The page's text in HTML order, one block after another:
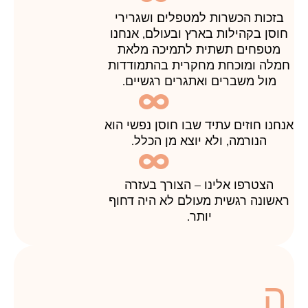
בזכות הכשרות למטפלים ושגרירי
חוסן בקהילות בארץ ובעולם, אנחנו
מטפחים תשתית לתמיכה מלאת
חמלה ומוכחת מחקרית בהתמודדות
מול משברים ואתגרים רגשיים.
אנחנו חוזים עתיד שבו חוסן נפשי הוא
הנורמה, ולא יוצא מן הכלל.
הצטרפו אלינו – הצורך בעזרה
ראשונה רגשית מעולם לא היה דחוף
יותר.
ה